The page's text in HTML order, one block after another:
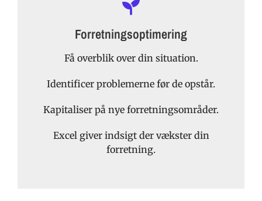
Forretningsoptimering
Få overblik over din situation.
Identificer problemerne før de opstår.
Kapitaliser på nye forretningsområder.
Excel giver indsigt der vækster din
forretning.